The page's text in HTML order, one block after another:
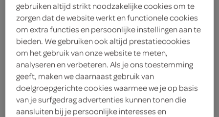
gebruiken altijd strikt noodzakelijke cookies om te
zorgen dat de website werkt en functionele cookies
om extra functies en persoonlijke instellingen aan te
bieden. We gebruiken ook altijd prestatiecookies
om het gebruik van onze website te meten,
analyseren en verbeteren. Als je ons toestemming
geeft, maken we daarnaast gebruik van
doelgroepgerichte cookies waarmee we je op basis
van je surfgedrag advertenties kunnen tonen die
aansluiten bij je persoonlijke interesses en